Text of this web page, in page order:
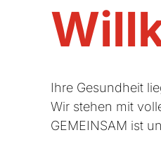
Ihre Gesundheit
Wir stehen mit
GEMEINSAM ist